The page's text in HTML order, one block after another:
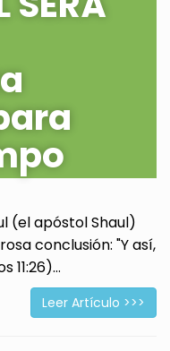
(el apóstol Shaul)
conclusión: "Y así,
11:26)...
Leer Artículo >>>